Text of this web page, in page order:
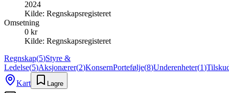
2024
Kilde: Regnskapsregisteret
Omsetning
0 kr
Kilde: Regnskapsregisteret
Regnskap(5)Styre &
Ledelse(5)Aksjonærer(2)KonsernPortefølje(8)Underenheter(1)
Kart
Lagre